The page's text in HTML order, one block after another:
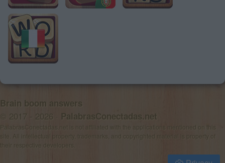
Brain boom answers
© 2017 - 2026 · PalabrasConectadas.net
PalabrasConectadas.net is not affiliated with the applications mentioned on this
site. All intellectual property, trademarks, and copyrighted material is property of